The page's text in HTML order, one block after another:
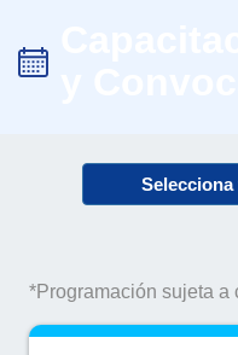
*Programación sujeta a